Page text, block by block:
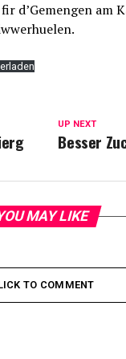
d’Gemengen
UP NEXT
Besser
MAY LIKE
TO COMMENT